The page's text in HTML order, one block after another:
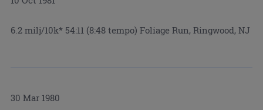
6.2 milj/10k* 54:11 (8:48 tempo) Foliage Run, Ringwood, NJ
30 Mar 1980